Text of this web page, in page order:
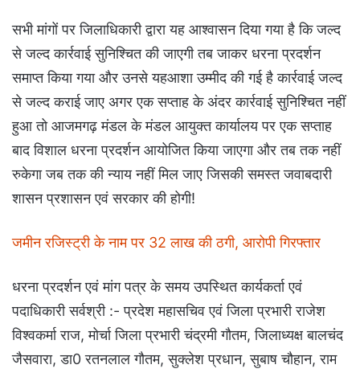
सभी मांगों पर जिलाधिकारी द्वारा यह आश्वासन दिया गया है कि जल्द
से जल्द कार्रवाई सुनिश्चित की जाएगी तब जाकर धरना प्रदर्शन
समाप्त किया गया और उनसे यहआशा उम्मीद की गई है कार्रवाई जल्द
से जल्द कराई जाए अगर एक सप्ताह के अंदर कार्रवाई सुनिश्चित नहीं
हुआ तो आजमगढ़ मंडल के मंडल आयुक्त कार्यालय पर एक सप्ताह
बाद विशाल धरना प्रदर्शन आयोजित किया जाएगा और तब तक नहीं
रुकेगा जब तक की न्याय नहीं मिल जाए जिसकी समस्त जवाबदारी
शासन प्रशासन एवं सरकार की होगी!
जमीन रजिस्ट्री के नाम पर 32 लाख की ठगी, आरोपी गिरफ्तार
धरना प्रदर्शन एवं मांग पत्र के समय उपस्थित कार्यकर्ता एवं
पदाधिकारी सर्वश्री :- प्रदेश महासचिव एवं जिला प्रभारी राजेश
विश्वकर्मा राज, मोर्चा जिला प्रभारी चंद्रमी गौतम, जिलाध्यक्ष बालचंद
जैसवारा, डा0 रतनलाल गौतम, सुक्लेश प्रधान, सुबाष चौहान, राम